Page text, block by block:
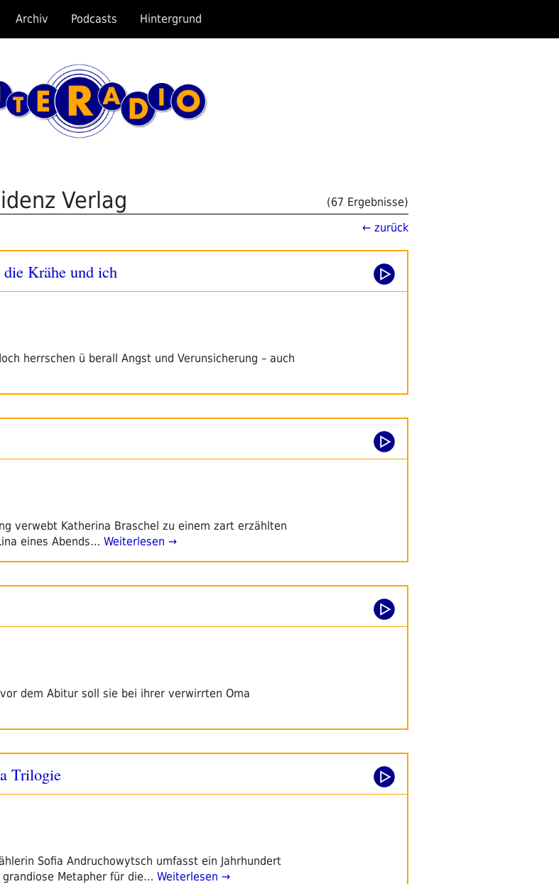
Archiv Podcasts Hintergrund
Verlag
(67 Ergebnisse)
← zurück
Krähe und ich
herrschen ü berall Angst und Verunsicherung – auch
verwebt Katherina Braschel zu einem zart erzählten
eines Abends… Weiterlesen →
dem Abitur soll sie bei ihrer verwirrten Oma
Trilogie
Sofia Andruchowytsch umfasst ein Jahrhundert
grandiose Metapher für die… Weiterlesen →